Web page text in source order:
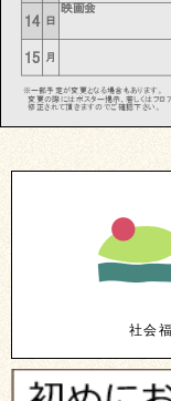
15 月
※一部予定が変更となる場合もありま
変更の際にはポスター掲示、若しく
修正されて頂きますのでご確認下さ
14 日
映画会
社会